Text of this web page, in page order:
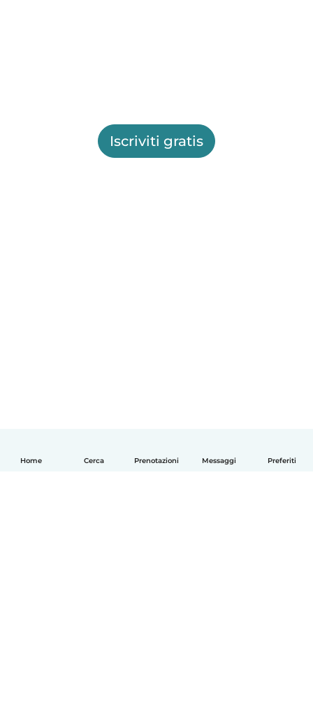
Home Cerca Prenotazioni Messaggi Preferiti
Iscriviti gratis